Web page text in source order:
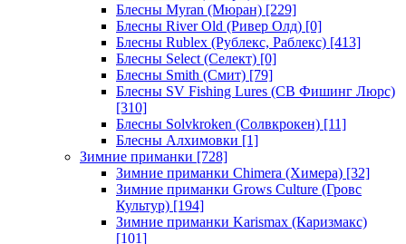
Блесны Myran (Мюран) [229]
Блесны River Old (Ривер Олд) [0]
Блесны Rublex (Рублекс, Раблекс) [413]
Блесны Select (Селект) [0]
Блесны Smith (Смит) [79]
Блесны SV Fishing Lures (СВ Фишинг Люрс)
[310]
Блесны Solvkroken (Солвкрокен) [11]
Блесны Алхимовки [1]
Зимние приманки [728]
Зимние приманки Chimera (Химера) [32]
Зимние приманки Grows Culture (Гровс
Культур) [194]
Зимние приманки Karismax (Каризмакс)
[101]